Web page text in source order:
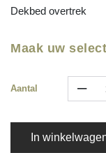
Dekbed overtrek
Maak uw
Aantal –
In